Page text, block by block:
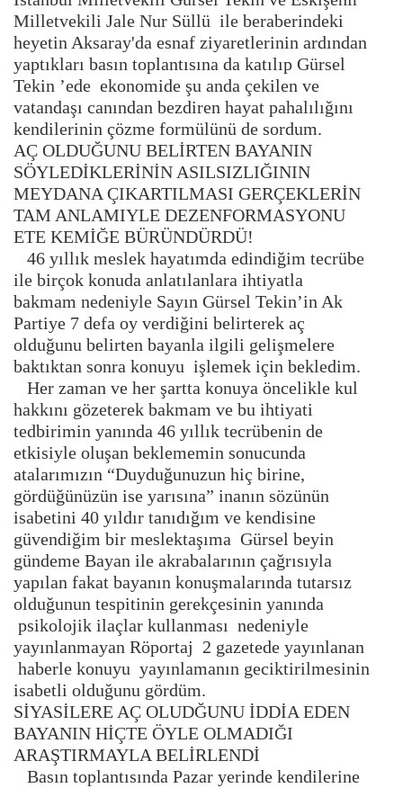
Milletvekili Jale Nur Süllü ile beraberindeki
heyetin Aksaray'da esnaf ziyaretlerinin ardından
yaptıkları basın toplantısına da katılıp Gürsel
Tekin ’ede ekonomide şu anda çekilen ve
vatandaşı canından bezdiren hayat pahalılığını
kendilerinin çözme formülünü de sordum.
AÇ OLDUĞUNU BELİRTEN BAYANIN
SÖYLEDİKLERİNİN ASILSIZLIĞININ
MEYDANA ÇIKARTILMASI GERÇEKLERİN
TAM ANLAMIYLE DEZENFORMASYONU
ETE KEMİĞE BÜRÜNDÜRDÜ!
46 yıllık meslek hayatımda edindiğim tecrübe
ile birçok konuda anlatılanlara ihtiyatla
bakmam nedeniyle Sayın Gürsel Tekin’in Ak
Partiye 7 defa oy verdiğini belirterek aç
olduğunu belirten bayanla ilgili gelişmelere
baktıktan sonra konuyu işlemek için bekledim.
Her zaman ve her şartta konuya öncelikle kul
hakkını gözeterek bakmam ve bu ihtiyati
tedbirimin yanında 46 yıllık tecrübenin de
etkisiyle oluşan beklememin sonucunda
atalarımızın “Duyduğunuzun hiç birine,
gördüğünüzün ise yarısına” inanın sözünün
isabetini 40 yıldır tanıdığım ve kendisine
güvendiğim bir meslektaşıma Gürsel beyin
gündeme Bayan ile akrabalarının çağrısıyla
yapılan fakat bayanın konuşmalarında tutarsız
olduğunun tespitinin gerekçesinin yanında
psikolojik ilaçlar kullanması nedeniyle
yayınlanmayan Röportaj 2 gazetede yayınlanan
haberle konuyu yayınlamanın geciktirilmesinin
isabetli olduğunu gördüm.
SİYASİLERE AÇ OLUDĞUNU İDDİA EDEN
BAYANIN HİÇTE ÖYLE OLMADIĞI
ARAŞTIRMAYLA BELİRLENDİ
Basın toplantısında Pazar yerinde kendilerine